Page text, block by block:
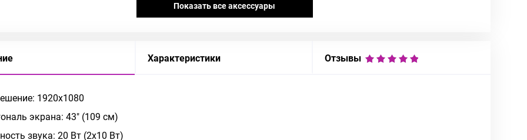
Показать все аксессуары
Характеристики Отзывы
1920x1080
экрана: 43" (109 см)
звука: 20 Вт (2х10 Вт)